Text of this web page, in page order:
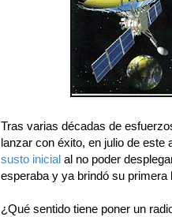
Tras varias décadas de
lanzar con éxito, en julio de este
susto inicial al no poder
esperaba y ya brindó su primera
¿Qué sentido tiene poner un